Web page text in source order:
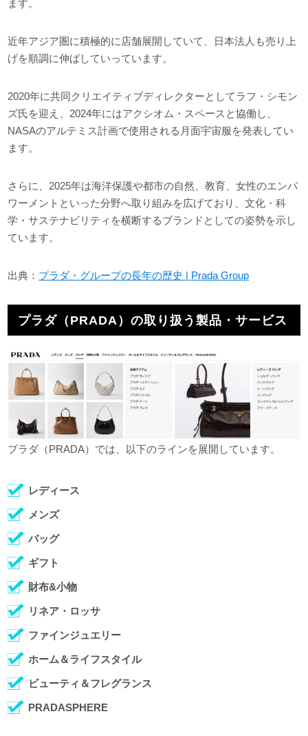
ます。
近年アジア圏に積極的に店舗展開していて、日本法人も売り上
げを順調に伸ばしていっています。
2020年に共同クリエイティブディレクターとしてラフ・シモン
ズ氏を迎え、2024年にはアクシオム・スペースと協働し、
NASAのアルテミス計画で使用される月面宇宙服を発表してい
ます。
さらに、2025年は海洋保護や都市の自然、教育、女性のエンパ
ワーメントといった分野へ取り組みを広げており、文化・科
学・サステナビリティを横断するブランドとしての姿勢を示し
ています。
出典： プラダ・グループの長年の歴史 | Prada Group
プラダ（PRADA）の取り扱う製品・サービス
プラダ（PRADA）では、以下のラインを展開しています。
レディース
メンズ
バッグ
ギフト
財布&小物
リネア・ロッサ
ファインジュエリー
ホーム＆ライフスタイル
ビューティ＆フレグランス
PRADASPHERE